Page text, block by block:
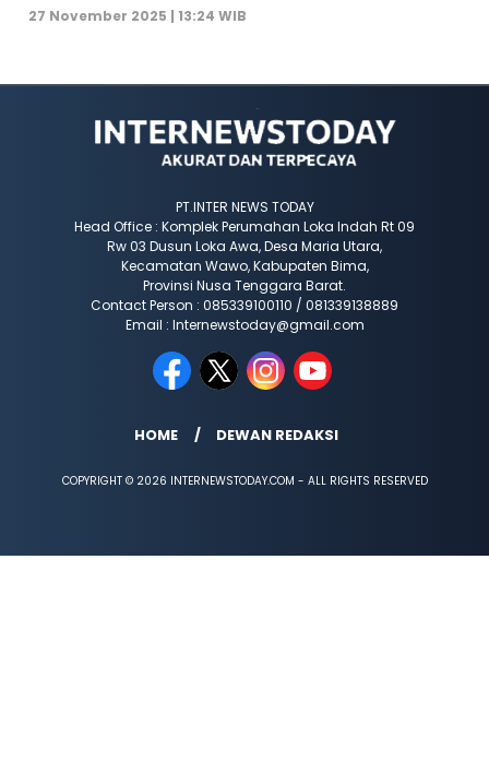
27 November 2025 | 13:24 WIB
PT.INTER NEWS TODAY
Head Office : Komplek Perumahan Loka Indah Rt 09
Rw 03 Dusun Loka Awa, Desa Maria Utara,
Kecamatan Wawo, Kabupaten Bima,
Provinsi Nusa Tenggara Barat.
Contact Person : 085339100110 / 081339138889
Email : Internewstoday@gmail.com
HOME DEWAN REDAKSI
COPYRIGHT © 2026 INTERNEWSTODAY.COM - ALL RIGHTS RESERVED